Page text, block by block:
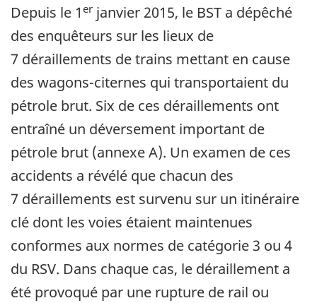
Depuis le 1 er janvier 2015, le BST a dépêché
des enquêteurs sur les lieux de
7 déraillements de trains mettant en cause
des wagons-citernes qui transportaient du
pétrole brut. Six de ces déraillements ont
entraîné un déversement important de
pétrole brut (annexe A). Un examen de ces
accidents a révélé que chacun des
7 déraillements est survenu sur un itinéraire
clé dont les voies étaient maintenues
conformes aux normes de catégorie 3 ou 4
du RSV. Dans chaque cas, le déraillement a
été provoqué par une rupture de rail ou